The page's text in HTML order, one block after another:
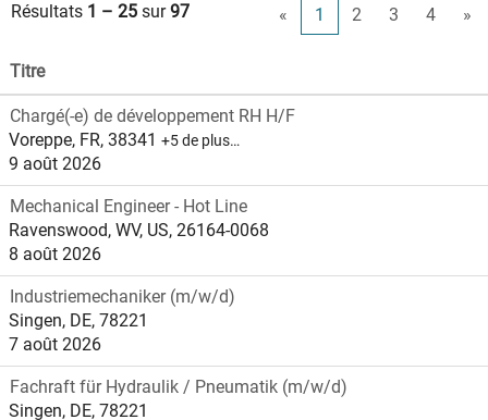
Résultats 1 – 25 sur97 « 1 2 3 4 »
Titre
Chargé(-e) de développement RH H/F
Voreppe, FR, 38341 +5 de plus…
9 août 2026
Mechanical Engineer - Hot Line
Ravenswood, WV, US, 26164-0068
8 août 2026
Industriemechaniker (m/w/d)
Singen, DE, 78221
7 août 2026
Fachraft für Hydraulik / Pneumatik (m/w/d)
Singen, DE, 78221